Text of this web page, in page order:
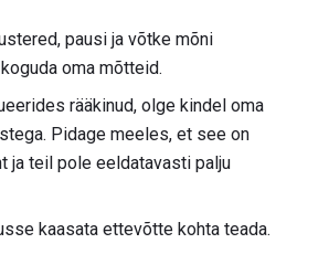
pausi ja võtke mõni
oma mõtteid.
rääkinud, olge kindel oma
Pidage meeles, et see on
ja teil pole eeldatavasti palju
kaasata ettevõtte kohta teada.